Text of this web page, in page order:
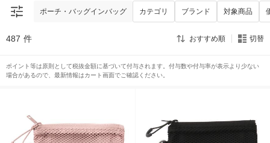
ポーチ・バッグインバッグ カテゴリ ブランド 対象商品
487 件 おすすめ順 切替
ポイント等は原則として税抜金額に基づいて付与されます。付与数や付与率が表示より少ない
場合があるので、最新情報はカート画面でご確認ください。